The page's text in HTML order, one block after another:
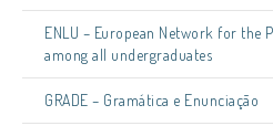
ENLU – European Network for the
among all undergraduates
GRADE – Gramática e Enunciação